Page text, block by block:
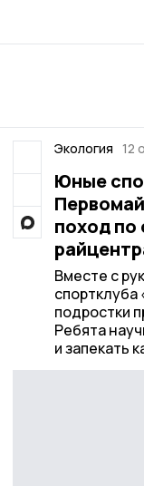
Экология 12
Юные
поход по
Вместе с
подростки
Ребята
и запекать